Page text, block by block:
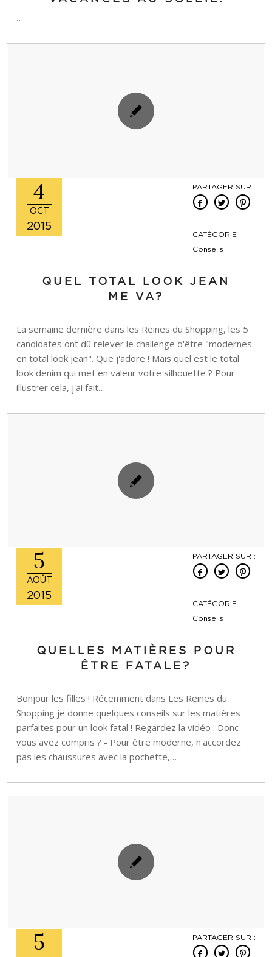
…
4
OCT
2015
PARTAGER SUR :
CATÉGORIE :
Conseils
QUEL TOTAL LOOK JEAN
ME VA?
La semaine dernière dans les Reines du Shopping, les 5
candidates ont dû relever le challenge d'être "modernes
en total look jean". Que j'adore ! Mais quel est le total
look denim qui met en valeur votre silhouette ? Pour
illustrer cela, j'ai fait…
5
AOÛT
2015
PARTAGER SUR :
CATÉGORIE :
Conseils
QUELLES MATIÈRES POUR
ÊTRE FATALE?
Bonjour les filles ! Récemment dans Les Reines du
Shopping je donne quelques conseils sur les matières
parfaites pour un look fatal ! Regardez la vidéo : Donc
vous avez compris ? - Pour être moderne, n'accordez
pas les chaussures avec la pochette,…
5 PARTAGER SUR :